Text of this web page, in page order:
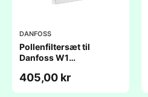
DANFOSS
Pollenfiltersæt til
Danfoss W1
405,00 kr